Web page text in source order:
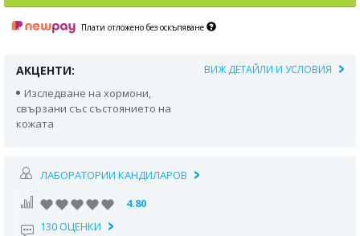
Плати отложено без оскъпяване
АКЦЕНТИ: ВИЖ ДЕТАЙЛИ И УСЛОВИЯ
Изследване на хормони,
свързани със състоянието на
кожата
ЛАБОРАТОРИИ КАНДИЛАРОВ
4.80
130 ОЦЕНКИ